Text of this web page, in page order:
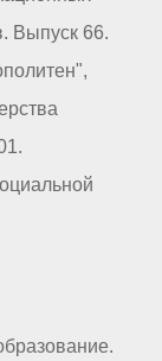
Выпуск 66.